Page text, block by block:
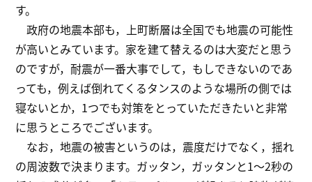
す。
政府の地震本部も，上町断層は全国でも地震の可能性
が高いとみています。家を建て替えるのは大変だと思う
のですが，耐震が一番大事でして，もしできないのであ
っても，例えば倒れてくるタンスのような場所の側では
寝ないとか，1つでも対策をとっていただきたいと非常
に思うところでございます。
なお，地震の被害というのは，震度だけでなく，揺れ
の周波数で決まります。ガッタン，ガッタンと1～2秒の